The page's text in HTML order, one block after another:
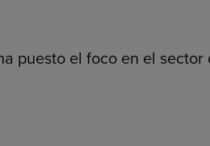
puesto el foco en el